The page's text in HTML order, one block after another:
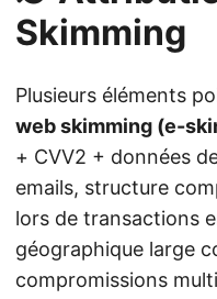
Skimming
Plusieurs éléments
web skimming (e-
+ CVV2 + données
emails, structure
lors de transactions
géographique large
compromissions